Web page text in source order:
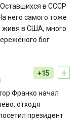
в СССР
него самого тоже
живя в США, много
бог
+
+15
Франко начал
отходя
президент